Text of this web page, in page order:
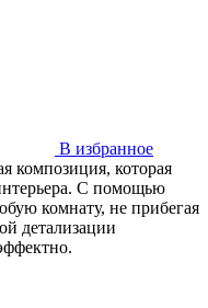
В избранное
композиция, которая
С помощью
комнату, не прибегая
детализации